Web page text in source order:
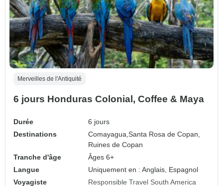
Merveilles de l'Antiquité
6 jours Honduras Colonial, Coffee & Maya
Durée
6 jours
Destinations
Comayagua,Santa Rosa de Copan,
Ruines de Copan
Tranche d'âge
Âges 6+
Langue
Uniquement en : Anglais, Espagnol
Voyagiste
Responsible Travel South America